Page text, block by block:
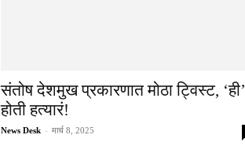
संतोष देशमुख प्रकारणात मोठा ट्विस्ट, ‘ही’
होती हत्यारं!
News Desk - मार्च 8, 2025